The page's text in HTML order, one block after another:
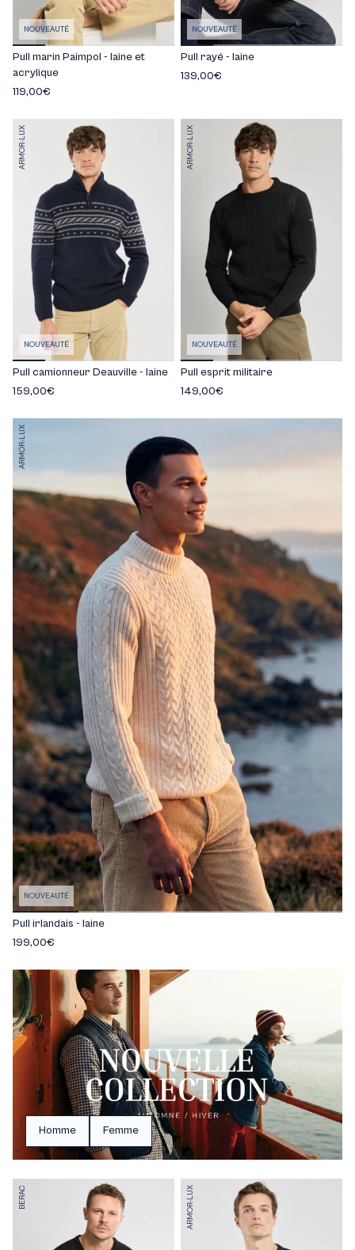
NOUVEAUTÉ
Pull marin Paimpol - laine et
acrylique
119,00€
NOUVEAUTÉ
Pull rayé - laine
139,00€
ARMOR-LUX
NOUVEAUTÉ
Pull camionneur Deauville - laine
159,00€
ARMOR-LUX
NOUVEAUTÉ
Pull esprit militaire
149,00€
ARMOR-LUX
NOUVEAUTÉ
Pull irlandais - laine
199,00€
BERAC ARMOR-LUX
Homme Femme